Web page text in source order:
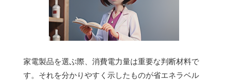
家電製品を選ぶ際、消費電力量は重要な判断材料で
す。それを分かりやすく示したものが省エネラベル